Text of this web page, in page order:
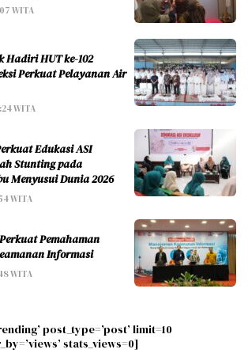
WITA
Hadiri HUT ke-102
Perkuat Pelayanan Air
WITA
Edukasi ASI
Stunting pada
Menyusui Dunia 2026
WITA
Pemahaman
Informasi
WITA
post_type=’post’ limit=10
stats_views=0]